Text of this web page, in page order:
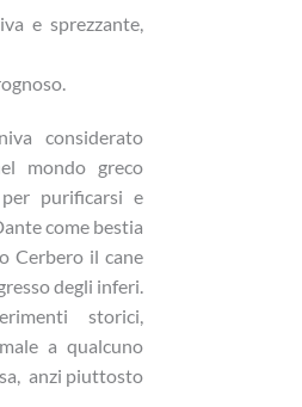
e sprezzante,
considerato
mondo greco
purificarsi e
come bestia
Cerbero il cane
degli inferi.
storici,
a qualcuno
anzi piuttosto